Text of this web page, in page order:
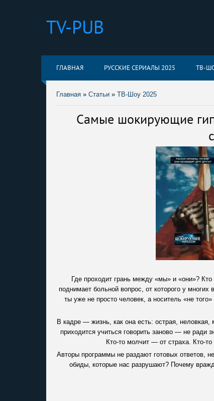
TV-PUB
ГЛАВНАЯ РУССКИЕ СЕРИАЛЫ 2025 ТВ-
Главная » Статьи » ТВ-Шоу 2025
Самые шокирующие
Где проходит грань между «мы» и «они»?
поднимает больной вопрос, от которого у
ты уже не просто человек, а носитель «не
В кадре — жизнь, как она есть: острая,
приходится учиться говорить заново — не ради
Кто-то молчит — от страха. Кто-
Авторы программы не раздают готовых ответов,
обиды, которые нас разрушают? Почему